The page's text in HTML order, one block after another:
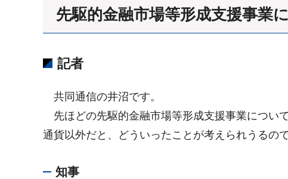
先駆的金融市場等形成支援事業
記者
共同通信の井沼です。
先ほどの先駆的金融市場等形成支援事業につい
通貨以外だと、どういったことが考えられうるので
知事